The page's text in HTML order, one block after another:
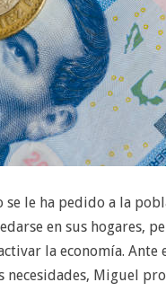
le ha pedido a la
en sus hogares,
la economía. Ante
Miguel